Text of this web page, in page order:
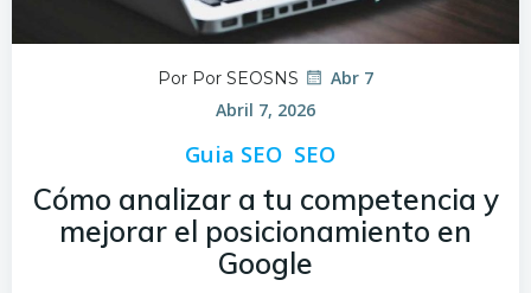
Por Por SEOSNS
Abr 7
Abril 7, 2026
Guia SEO SEO
Cómo analizar a tu competencia y
mejorar el posicionamiento en
Google